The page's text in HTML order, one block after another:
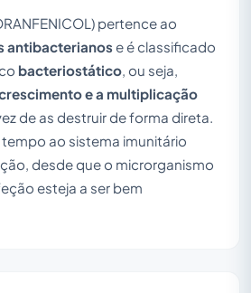
pertence ao
antibacterianose é classificado
bacteriostático , ou seja,
e a multiplicação
de as destruir de forma direta.
ao sistema imunitário
desde que o microrganismo
esteja a ser bem